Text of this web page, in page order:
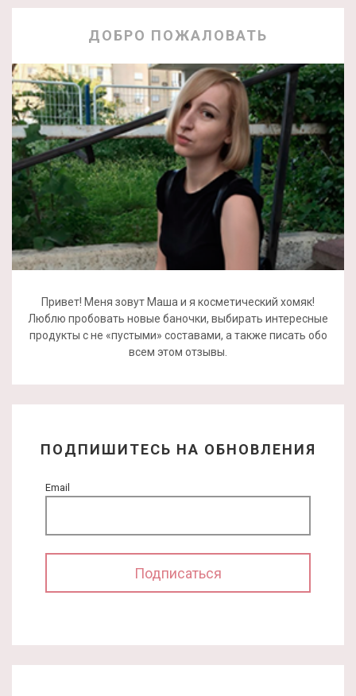
ДОБРО ПОЖАЛОВАТЬ
Привет! Меня зовут Маша и я косметический хомяк!
Люблю пробовать новые баночки, выбирать интересные
продукты с не «пустыми» составами, а также писать обо
всем этом отзывы.
ПОДПИШИТЕСЬ НА ОБНОВЛЕНИЯ
Email